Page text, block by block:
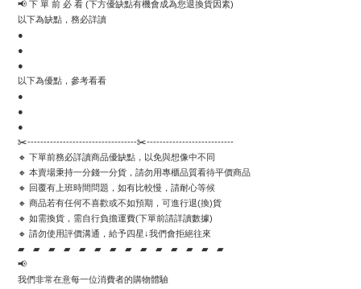
📢 下 單 前 必 看 (下方優缺點有機會成為您退換貨因素)
以下為缺點，務必詳讀
●
●
●
以下為優點，參考看看
●
●
●
✂️----------------------------------✂️---------------------------
🔸 下單前務必詳讀商品優缺點，以免與想像中不同
🔸 本賣場秉持一分錢一分貨，請勿用專櫃品質看待平價商品
🔸 回覆有上班時間問題，如有比較慢，請耐心等候
🔸 商品若有任何不喜歡或不如預期，可進行退(換)貨
🔸 如需換貨，需自行負擔運費(下單前請詳讀數據)
🔸 請勿使用評價溝通，給予四星↓我們會拒絕往來
▰　▰　▰　▰　▰　▰　▰　▰　▰　▰　▰　▰　▰　▰
📢
我們非常在意每一位消費者的購物體驗